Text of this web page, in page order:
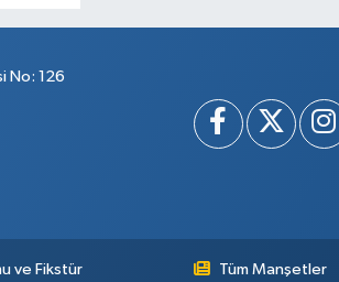
No: 126
ve Fikstür Tüm Manşetler